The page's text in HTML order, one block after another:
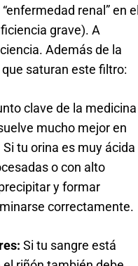
renal” en
grave). A
Además de la
saturan este filtro:
clave de la medicina
mucho mejor en
tu orina es muy ácida
o con alto
y formar
correctamente.
Si tu sangre está